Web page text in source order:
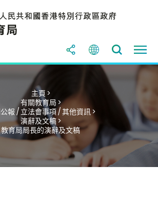
主頁 >
有關教育局 >
報 / 立法會事項 / 其他資訊 >
演辭及文稿 >
教育局局長的演辭及文稿